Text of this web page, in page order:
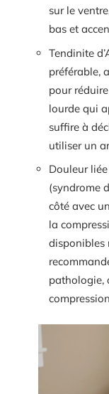
sur le
bas et
Tendinite
préférable,
pour
lourde qui
suffire à
utiliser un
Douleur
(syndrome
côté avec
la
disponibles
pathologie,